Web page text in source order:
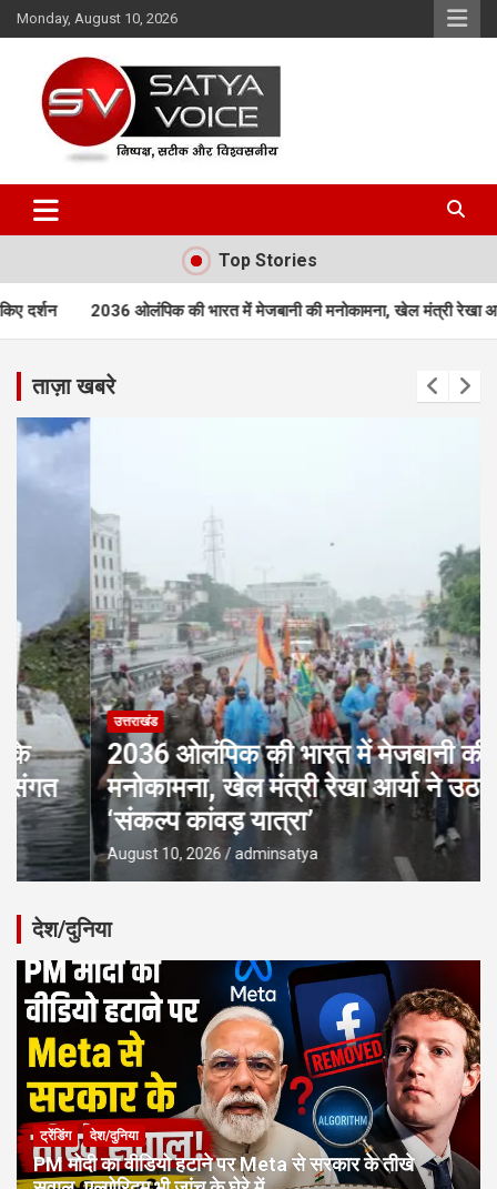
Skip
to
Monday, August 10, 2026
Satya Voice
Top Stories
की भारत में मेजबानी की मनोकामना, खेल मंत्री रेखा आर्या ने उठाई ‘संकल्प कांवड़
ताज़ा खबरे
उत्तराखंड
2036 ओलंपिक की भारत में मेजबानी की
मनोकामना, खेल मंत्री रेखा आर्या ने उठाई
‘संकल्प कांवड़ यात्रा’
August 10, 2026 adminsatya
देश/दुनिया
ट्रेंडिंग देश/दुनिया
PM मोदी का वीडियो हटाने पर Meta से सरकार के तीखे